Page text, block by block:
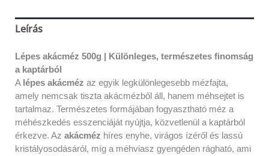
Leírás
Lépes akácméz 500g | Különleges, természetes finomság
a kaptárból
A lépes akácméz az egyik legkülönlegesebb mézfajta,
amely nemcsak tiszta akácmézből áll, hanem méhsejtet is
tartalmaz. Természetes formájában fogyasztható méz a
méhészkedés esszenciáját nyújtja, közvetlenül a kaptárból
érkezve. Az akácméz híres enyhe, virágos ízéről és lassú
kristályosodásáról, míg a méhviasz gyengéden rágható, ami